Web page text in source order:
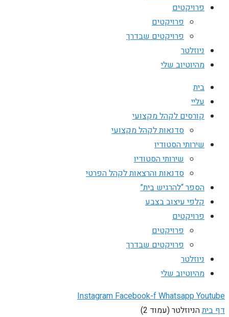
פרויקטים
פרויקטים
פרויקטים שבדרך
ניוזלטר
מהיוטיוב שלי
בית
עליי
קורסים לקהל מקצועי
סדנאות לקהל מקצועי
שירותי הסטודיו
שירותי הסטודיו
סדנאות והרצאות לקהל הפרטי
הספר “להרגיש בית”
קלפי עיצוב בצבע
פרויקטים
פרויקטים
פרויקטים שבדרך
ניוזלטר
מהיוטיוב שלי
InstagramFacebook-fWhatsappYoutube
דף ביתהניוזלטר (עמוד 2)